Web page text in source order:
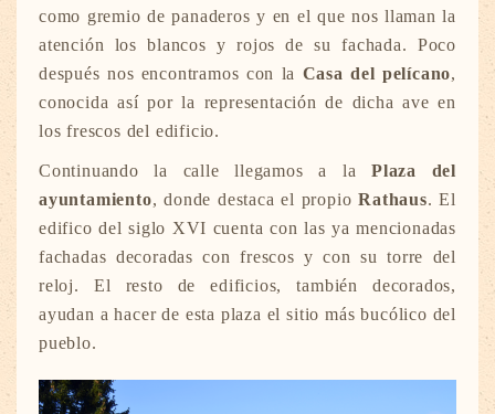
como gremio de panaderos y en el que nos llaman la
atención los blancos y rojos de su fachada. Poco
después nos encontramos con la Casa del pelícano,
conocida así por la representación de dicha ave en
los frescos del edificio.
Continuando la calle llegamos a la Plaza del
ayuntamiento, donde destaca el propioRathaus. El
edifico del siglo XVI cuenta con las ya mencionadas
fachadas decoradas con frescos y con su torre del
reloj. El resto de edificios, también decorados,
ayudan a hacer de esta plaza el sitio más bucólico del
pueblo.